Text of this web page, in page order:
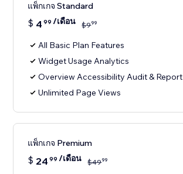
แพ็กเกจ Standard
$ 4 99 /เดือน $999
All Basic Plan Features
Widget Usage Analytics
Overview Accessibility Audit & Report
Unlimited Page Views
แพ็กเกจ Premium
$ 24 99 /เดือน $4999